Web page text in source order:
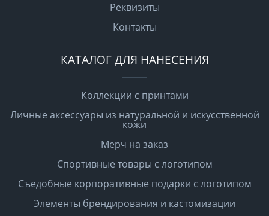
Реквизиты
Контакты
КАТАЛОГ ДЛЯ НАНЕСЕНИЯ
Коллекции с принтами
Личные аксессуары из натуральной и искусственной
кожи
Мерч на заказ
Спортивные товары с логотипом
Съедобные корпоративные подарки с логотипом
Элементы брендирования и кастомизации